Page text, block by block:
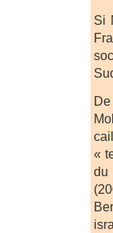
Si
«
du